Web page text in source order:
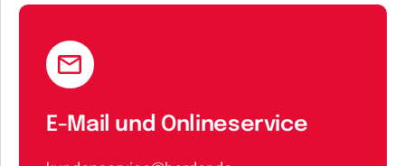
E-Mail und Onlineservice